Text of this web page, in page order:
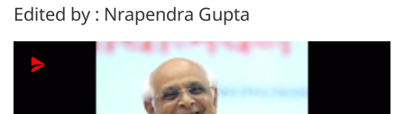
Edited by : Nrapendra Gupta